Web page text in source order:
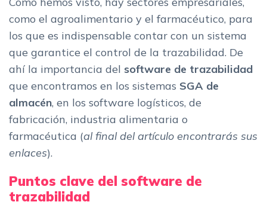
como el agroalimentario y el farmacéutico, para
los que es indispensable contar con un sistema
que garantice el control de la trazabilidad. De
ahí la importancia del software de trazabilidad
que encontramos en los sistemas SGA de
almacén, en los software logísticos, de
fabricación, industria alimentaria o
farmacéutica (al final del artículo encontrarás sus
enlaces).
Puntos clave del software de
trazabilidad